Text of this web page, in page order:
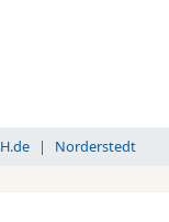
Norderstedt